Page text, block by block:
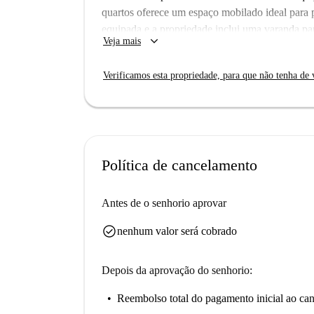
quartos oferece um espaço mobilado ideal para
equipada e a propriedade inclui uma varanda
disponível para maior comodidade.
verificou pessoalmente esta propriedade quanto
Localizado em Tías, encontrará uma vasta
desfrutar dos sabores locais desta zona vibrante.
Veja mais keyboard_arrow_down
Verificamos esta propriedade, para que não tenha de
Política de cancelamento
Antes de o senhorio aprovar
check_circlenenhum valor será cobrado
Depois da aprovação do senhorio:
Reembolso total do pagamento inicial ao